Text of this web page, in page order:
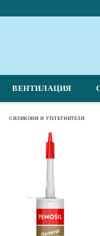
ВЕНТИЛАЦИЯ
СИЛИКОНИ И УПЛЪТНИТЕЛИ